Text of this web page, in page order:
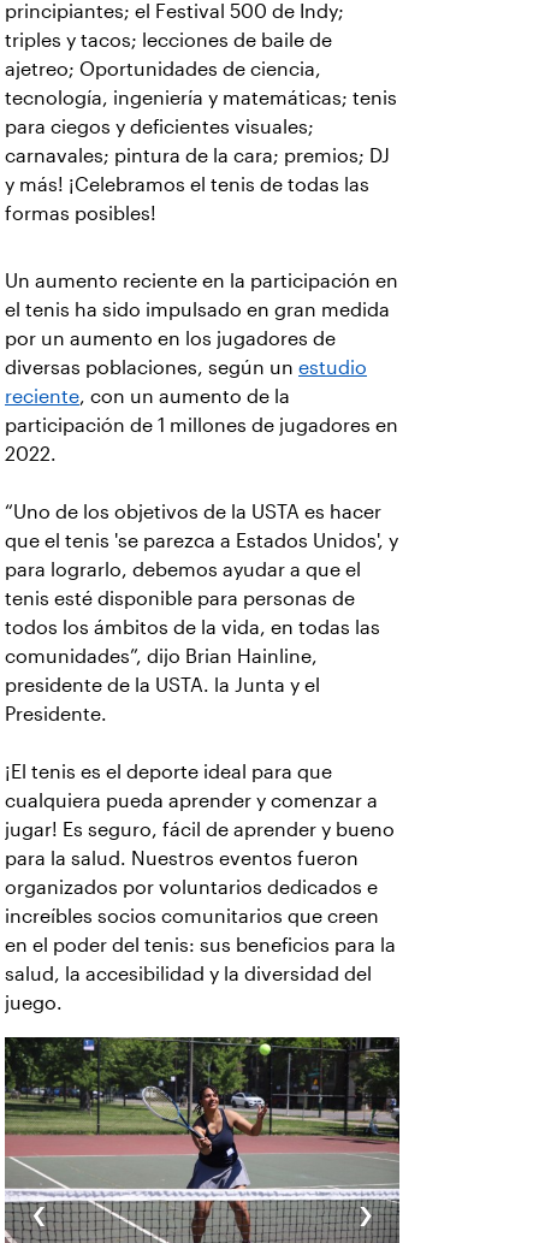
principiantes; el Festival 500 de Indy;
triples y tacos; lecciones de baile de
ajetreo; Oportunidades de ciencia,
tecnología, ingeniería y matemáticas; tenis
para ciegos y deficientes visuales;
carnavales; pintura de la cara; premios; DJ
y más! ¡Celebramos el tenis de todas las
formas posibles!
Un aumento reciente en la participación en
el tenis ha sido impulsado en gran medida
por un aumento en los jugadores de
diversas poblaciones, según un estudio
reciente, con un aumento de la
participación de 1 millones de jugadores en
2022.
“Uno de los objetivos de la USTA es hacer
que el tenis 'se parezca a Estados Unidos', y
para lograrlo, debemos ayudar a que el
tenis esté disponible para personas de
todos los ámbitos de la vida, en todas las
comunidades”, dijo Brian Hainline,
presidente de la USTA. la Junta y el
Presidente.
¡El tenis es el deporte ideal para que
cualquiera pueda aprender y comenzar a
jugar! Es seguro, fácil de aprender y bueno
para la salud. Nuestros eventos fueron
organizados por voluntarios dedicados e
increíbles socios comunitarios que creen
en el poder del tenis: sus beneficios para la
salud, la accesibilidad y la diversidad del
juego.
‹ ›